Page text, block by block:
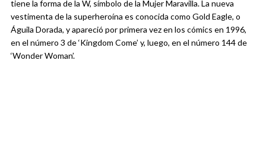
tiene la forma de la W, símbolo de la Mujer Maravilla. La nueva
vestimenta de la superheroína es conocida como Gold Eagle, o
Águila Dorada, y apareció por primera vez en los cómics en 1996,
en el número 3 de ‘Kingdom Come’ y, luego, en el número 144 de
‘Wonder Woman’.